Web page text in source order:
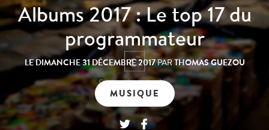
Albums 2017 : Le top 17 du
programmateur
LEDIMANCHE 31 DÉCEMBRE 2017PARTHOMAS GUEZOU
MUSIQUE